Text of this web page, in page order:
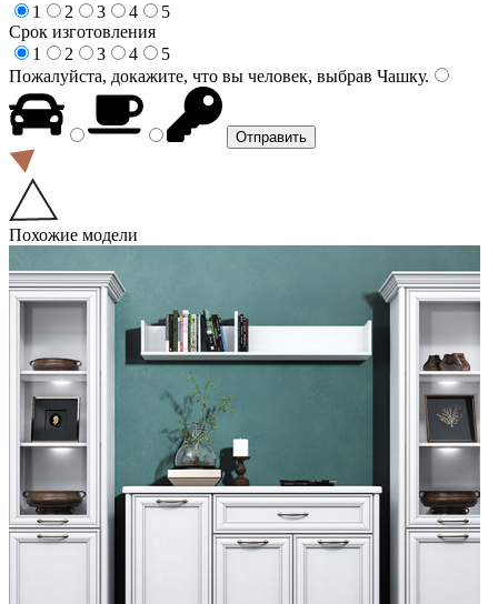
1
2 3 4
5
Срок изготовления
1
2 3 4
5
Пожалуйста, докажите, что вы человек, выбрав Чашку.
Похожие модели